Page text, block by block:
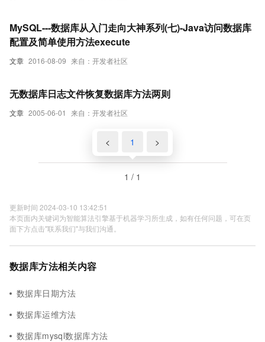
文章 2016-08-09 来自：开发者社区
MySQL---数据库从入门走向大神系列(七)-Java访问数据库
配置及简单使用方法execute
文章 2005-06-01 来自：开发者社区
无数据库日志文件恢复数据库方法两则
< 1 >
1 / 1
更新时间 2024-03-10 13:42:51
本页面内关键词为智能算法引擎基于机器学习所生成，如有任何问题，可在页
面下方点击"联系我们"与我们沟通。
数据库方法相关内容
数据库日期方法
数据库运维方法
数据库mysql数据库方法